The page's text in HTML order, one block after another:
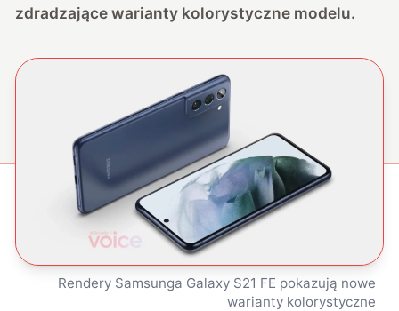
zdradzające warianty kolorystyczne modelu.
Rendery Samsunga Galaxy S21 FE pokazują nowe
warianty kolorystyczne